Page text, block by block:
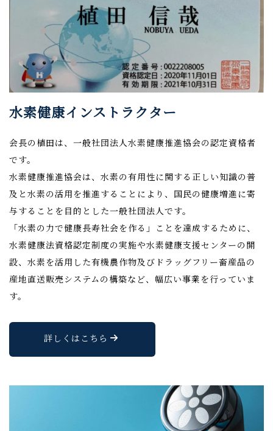
水素健康インストラクター
会長の植田は、一般社団法人水素健康推進協会の認定資格者
です。
水素健康推進協会は、水素の有用性に関する正しい知識の普
及と水素の活用を推進することにより、国民の健康増進に寄
与することを目的とした一般社団法人です。
「水素の力で健康長寿社会を作る」ことを達成するために、
水素健康法資格認定制度の実施や水素健康支援センターの開
設、水素を活用した有機農作物及びドラッグフリー畜産品の
産地直送販売システムの構築など、幅広い事業を行っていま
す。
詳しくはこちら